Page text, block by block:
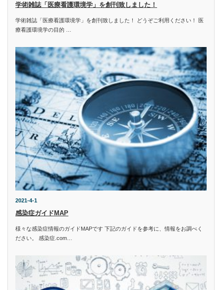
学術雑誌「医療看護環境学」を創刊致しました！
学術雑誌「医療看護環境学」を創刊致しました！ どうぞご利用ください！ 医
療看護環境学の目的 …
2021-4-1
感染症ガイドMAP
様々な感染症情報のガイドMAPです 下記のガイドを参考に、情報をお調べく
ださい。 感染症.com…